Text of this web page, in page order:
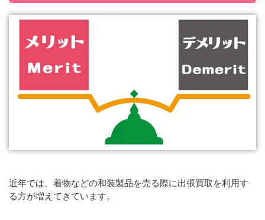
近年では、着物などの和装製品を売る際に出張買取を利用す
る方が増えてきています。